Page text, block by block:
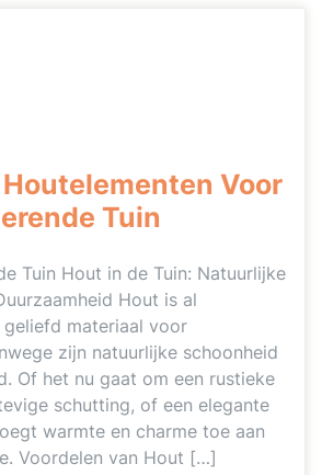
Voor
Tuin
Tuin Hout in de Tuin: Natuurlijke
Hout is al
geliefd materiaal voor
zijn natuurlijke schoonheid
Of het nu gaat om een rustieke
schutting, of een elegante
warmte en charme toe aan
Voordelen van Hout […]